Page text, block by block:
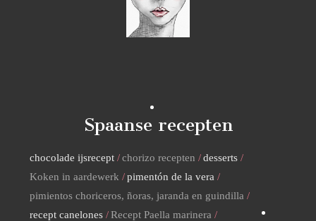
Spaanse recepten
chocolade ijsrecept chorizo recepten
desserts
Koken in aardewerk
pimentón de la vera
pimientos choriceros, ñoras, jaranda en guindilla
recept canelones
Recept Paella marinera